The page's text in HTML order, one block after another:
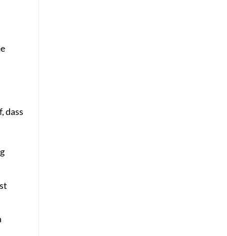
dass